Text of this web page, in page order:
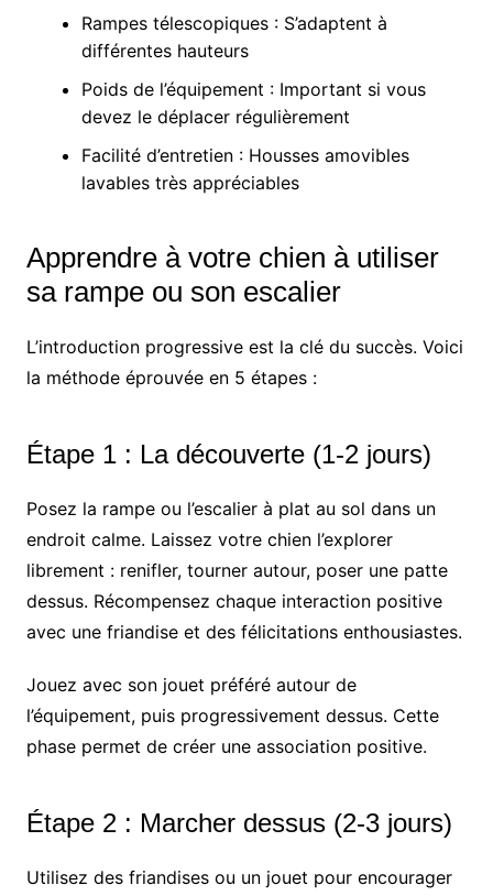
Rampes télescopiques : S’adaptent à
différentes hauteurs
Poids de l’équipement : Important si vous
devez le déplacer régulièrement
Facilité d’entretien : Housses amovibles
lavables très appréciables
Apprendre à votre chien à utiliser
sa rampe ou son escalier
L’introduction progressive est la clé du succès. Voici
la méthode éprouvée en 5 étapes :
Étape 1 : La découverte (1-2 jours)
Posez la rampe ou l’escalier à plat au sol dans un
endroit calme. Laissez votre chien l’explorer
librement : renifler, tourner autour, poser une patte
dessus. Récompensez chaque interaction positive
avec une friandise et des félicitations enthousiastes.
Jouez avec son jouet préféré autour de
l’équipement, puis progressivement dessus. Cette
phase permet de créer une association positive.
Étape 2 : Marcher dessus (2-3 jours)
Utilisez des friandises ou un jouet pour encourager